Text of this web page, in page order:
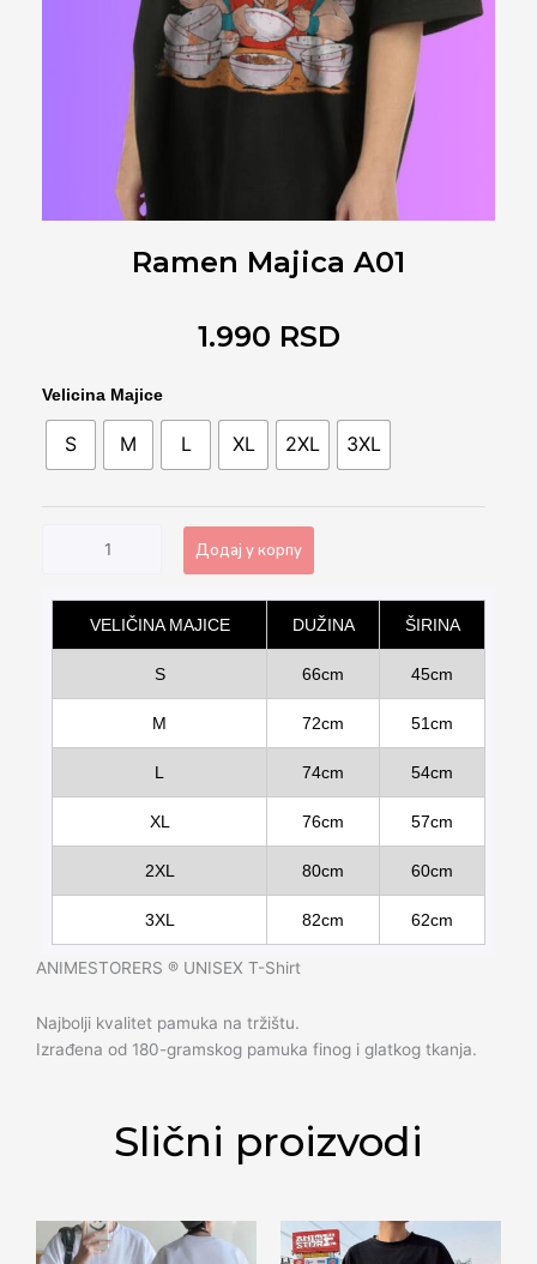
Ramen Majica A01
1.990 RSD
Velicina Majice
S M L XL 2XL 3XL
Ramen
Majica
A01
количина
Додај у корпу
Alternative:
VELIČINA MAJICE
DUŽINA ŠIRINA
S 66cm 45cm
M 72cm 51cm
L 74cm 54cm
XL 76cm 57cm
2XL 80cm 60cm
3XL 82cm 62cm
ANIMESTORERS ®️ UNISEX T-Shirt
Najbolji kvalitet pamuka na tržištu.
Izrađena od 180-gramskog pamuka finog i glatkog tkanja.
Slični proizvodi